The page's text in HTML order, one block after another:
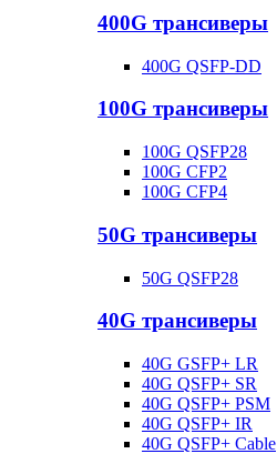
400G трансиверы
400G QSFP-DD
100G трансиверы
100G QSFP28
100G CFP2
100G CFP4
50G трансиверы
50G QSFP28
40G трансиверы
40G GSFP+ LR
40G QSFP+ SR
40G QSFP+ PSM
40G QSFP+ IR
40G QSFP+ Cable